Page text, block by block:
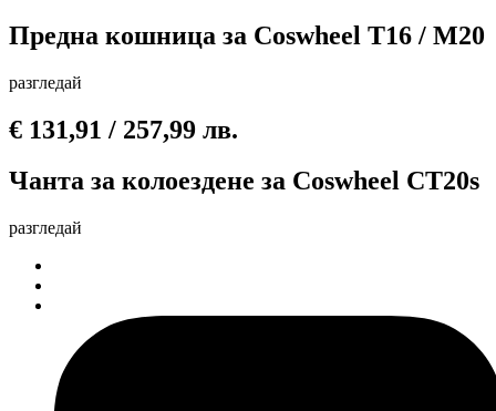
Предна кошница за Сoswheel T16 / M20
разгледай
€ 131,91 / 257,99 лв.
Чантa за колоездене за Coswheel CT20s
разгледай